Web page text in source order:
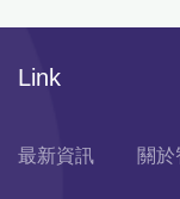
Link
最新資訊 關於